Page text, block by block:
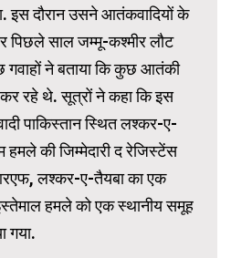
इस दौरान उसने आतंकवादियों के
पिछले साल जम्मू-कश्मीर लौट
ने बताया कि कुछ आतंकी
रहे थे. सूत्रों ने कहा कि इस
पाकिस्तान स्थित लश्कर-ए-
की जिम्मेदारी द रेजिस्टेंस
लश्कर-ए-तैयबा का एक
हमले को एक स्थानीय समूह
गया.